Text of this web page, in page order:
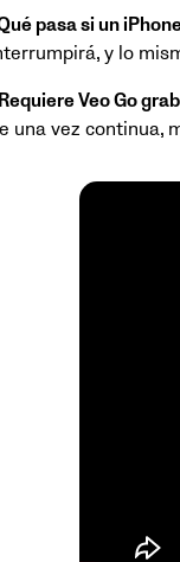
pasa si un
y lo
Veo Go
una vez continua,